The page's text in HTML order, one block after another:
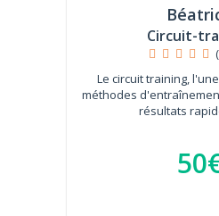
Circuit-
Le circuit training,
méthodes
résultats